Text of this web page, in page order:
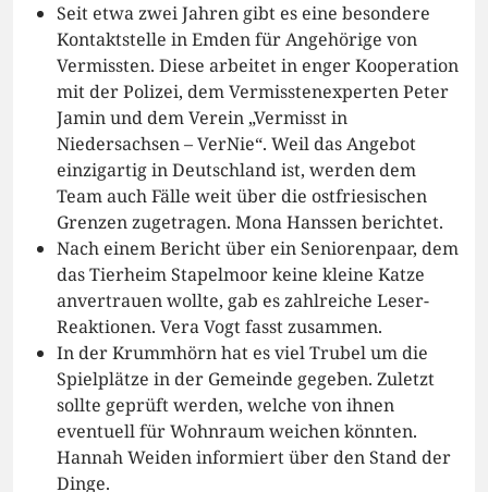
Seit etwa zwei Jahren gibt es eine besondere
Kontaktstelle in Emden für Angehörige von
Vermissten. Diese arbeitet in enger Kooperation
mit der Polizei, dem Vermisstenexperten Peter
Jamin und dem Verein „Vermisst in
Niedersachsen – VerNie“. Weil das Angebot
einzigartig in Deutschland ist, werden dem
Team auch Fälle weit über die ostfriesischen
Grenzen zugetragen. Mona Hanssen berichtet.
Nach einem Bericht über ein Seniorenpaar, dem
das Tierheim Stapelmoor keine kleine Katze
anvertrauen wollte, gab es zahlreiche Leser-
Reaktionen. Vera Vogt fasst zusammen.
In der Krummhörn hat es viel Trubel um die
Spielplätze in der Gemeinde gegeben. Zuletzt
sollte geprüft werden, welche von ihnen
eventuell für Wohnraum weichen könnten.
Hannah Weiden informiert über den Stand der
Dinge.